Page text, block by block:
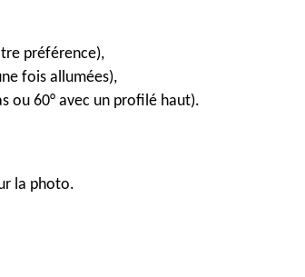
préférence),
fois allumées),
ou 60° avec un profilé haut).
la photo.